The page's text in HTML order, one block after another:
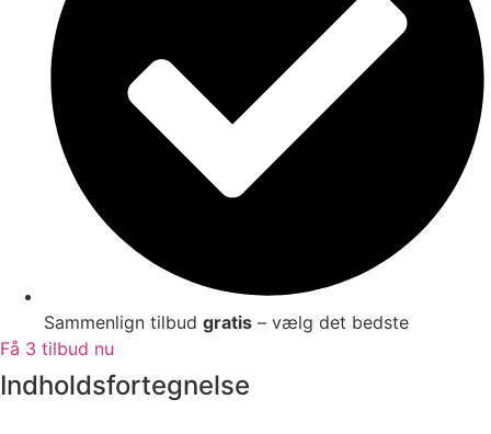
Sammenlign tilbud gratis – vælg det bedste
Få 3 tilbud nu
Indholdsfortegnelse